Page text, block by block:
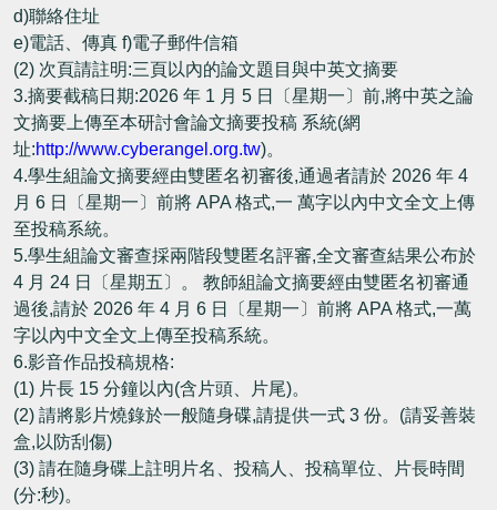
d)聯絡住址
e)電話、傳真 f)電子郵件信箱
(2) 次頁請註明:三頁以內的論文題目與中英文摘要
3.摘要截稿日期:2026 年 1 月 5 日〔星期一〕前,將中英之論
文摘要上傳至本研討會論文摘要投稿 系統(網
址:http://www.cyberangel.org.tw)。
4.學生組論文摘要經由雙匿名初審後,通過者請於 2026 年 4
月 6 日〔星期一〕前將 APA 格式,一 萬字以內中文全文上傳
至投稿系統。
5.學生組論文審查採兩階段雙匿名評審,全文審查結果公布於
4 月 24 日〔星期五〕。 教師組論文摘要經由雙匿名初審通
過後,請於 2026 年 4 月 6 日〔星期一〕前將 APA 格式,一萬
字以內中文全文上傳至投稿系統。
6.影音作品投稿規格:
(1) 片長 15 分鐘以內(含片頭、片尾)。
(2) 請將影片燒錄於一般隨身碟,請提供一式 3 份。(請妥善裝
盒,以防刮傷)
(3) 請在隨身碟上註明片名、投稿人、投稿單位、片長時間
(分:秒)。